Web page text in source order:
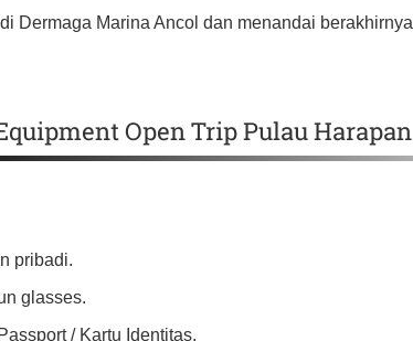
Dermaga Marina Ancol dan menandai berakhirnya
Open Trip Pulau Harapan
pribadi.
glasses.
/ Kartu Identitas.